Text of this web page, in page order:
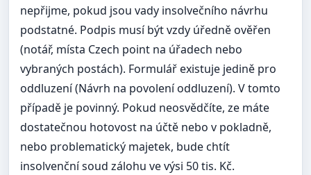
nepřijme, pokud jsou vady insolvečního návrhu
podstatné. Podpis musí být vzdy úředně ověřen
(notář, místa Czech point na úřadech nebo
vybraných postách). Formulář existuje jedině pro
oddluzení (Návrh na povolení oddluzení). V tomto
případě je povinný. Pokud neosvědčíte, ze máte
dostatečnou hotovost na účtě nebo v pokladně,
nebo problematický majetek, bude chtít
insolvenční soud zálohu ve výsi 50 tis. Kč.